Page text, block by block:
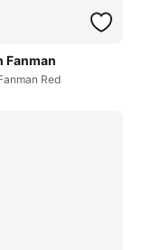
Fanman
Red